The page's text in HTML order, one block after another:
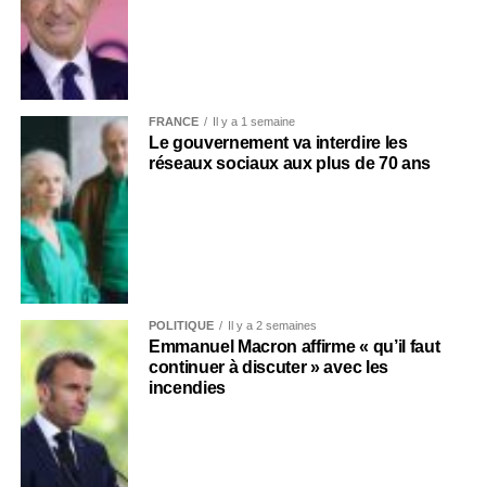
FRANCE Il y a 1 semaine
Le gouvernement va interdire les
réseaux sociaux aux plus de 70 ans
POLITIQUE Il y a 2 semaines
Emmanuel Macron affirme « qu’il faut
continuer à discuter » avec les
incendies